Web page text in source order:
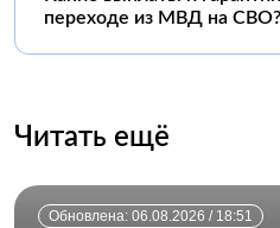
переходе из МВД на СВО?
Читать ещё
Обновлена: 06.08.2026 / 18:51